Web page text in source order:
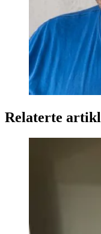
Relaterte